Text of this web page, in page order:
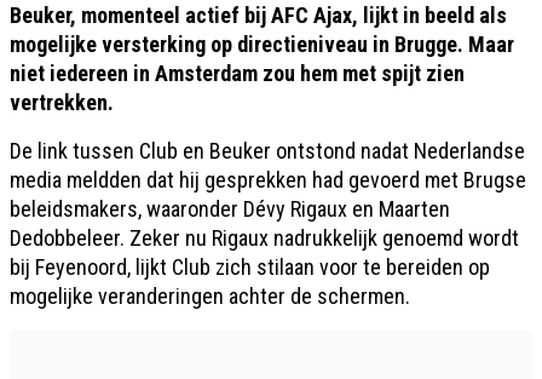
Beuker, momenteel actief bij AFC Ajax, lijkt in beeld als
mogelijke versterking op directieniveau in Brugge. Maar
niet iedereen in Amsterdam zou hem met spijt zien
vertrekken.
De link tussen Club en Beuker ontstond nadat Nederlandse
media meldden dat hij gesprekken had gevoerd met Brugse
beleidsmakers, waaronder Dévy Rigaux en Maarten
Dedobbeleer. Zeker nu Rigaux nadrukkelijk genoemd wordt
bij Feyenoord, lijkt Club zich stilaan voor te bereiden op
mogelijke veranderingen achter de schermen.